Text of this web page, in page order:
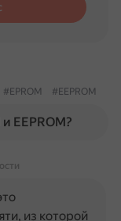
#EPROM #EEPROM
EEPROM?
из которой